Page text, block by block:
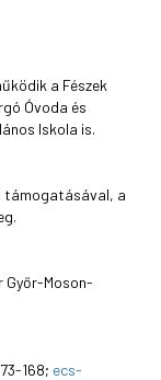
a Fészek
Óvoda és
Iskola is.
támogatásával, a
Győr-Moson-
168; ecs-